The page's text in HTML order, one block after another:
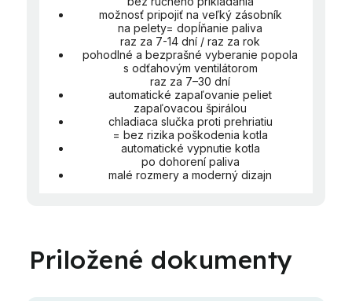
možnosť pripojiť na veľký zásobník
na pelety= dopĺňanie paliva
raz za 7-14 dní / raz za rok
pohodlné a bezprašné vyberanie popola
s odťahovým ventilátorom
raz za 7–30 dní
automatické zapaľovanie peliet
zapaľovacou špirálou
chladiaca slučka proti prehriatiu
= bez rizika poškodenia kotla
automatické vypnutie kotla
po dohorení paliva
malé rozmery a moderný dizajn